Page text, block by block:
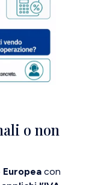
o non
Europea con